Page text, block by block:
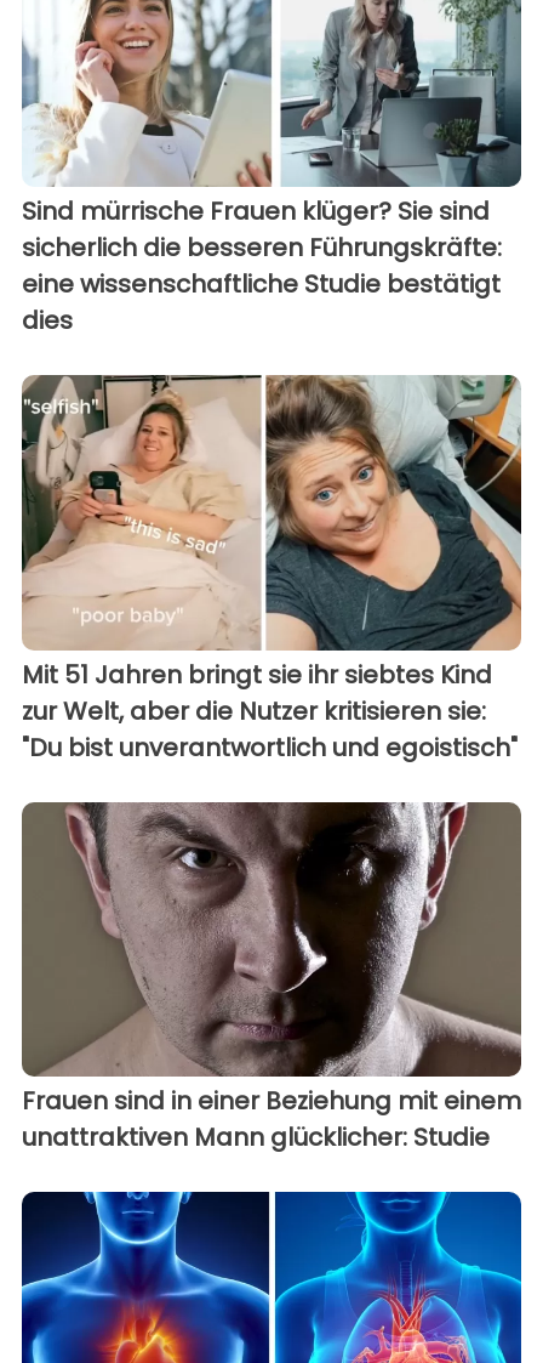
Sind mürrische Frauen klüger? Sie sind
sicherlich die besseren Führungskräfte:
eine wissenschaftliche Studie bestätigt
dies
Mit 51 Jahren bringt sie ihr siebtes Kind
zur Welt, aber die Nutzer kritisieren sie:
"Du bist unverantwortlich und egoistisch"
Frauen sind in einer Beziehung mit einem
unattraktiven Mann glücklicher: Studie